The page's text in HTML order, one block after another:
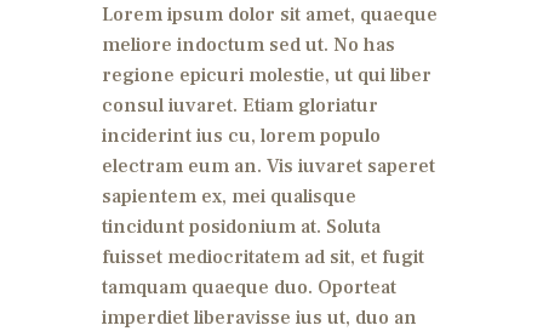
Lorem ipsum dolor sit amet, quaeque
meliore indoctum sed ut. No has
regione epicuri molestie, ut qui liber
consul iuvaret. Etiam gloriatur
inciderint ius cu, lorem populo
electram eum an. Vis iuvaret saperet
sapientem ex, mei qualisque
tincidunt posidonium at. Soluta
fuisset mediocritatem ad sit, et fugit
tamquam quaeque duo. Oporteat
imperdiet liberavisse ius ut, duo an